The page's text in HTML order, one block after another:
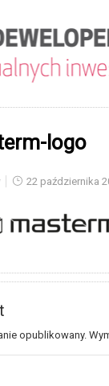
logo
22 października
opublikowany.